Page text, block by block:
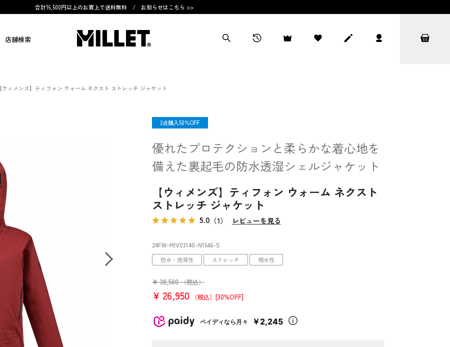
合計16,500円以上のお買上で送料無料 / お知らせはこちら >>
店舗検索
【ウィメンズ】ティフォン ウォーム ネクスト ストレッチ ジャケット
優れたプロテクションと柔らかな着心地を
備えた裏起毛の防水透湿シェルジャケット
【ウィメンズ】ティフォン ウォーム ネクスト
ストレッチ ジャケット
5.0 （1） レビューを見る
24FW-MIV03140-N1546-S
OUTLET
防水・透湿性 ストレッチ 撥水性
2点購入50％OFF
¥ 38,500 （税込）
¥ 26,950 （税込） [30%OFF]
ペイディなら月々 ￥2,245